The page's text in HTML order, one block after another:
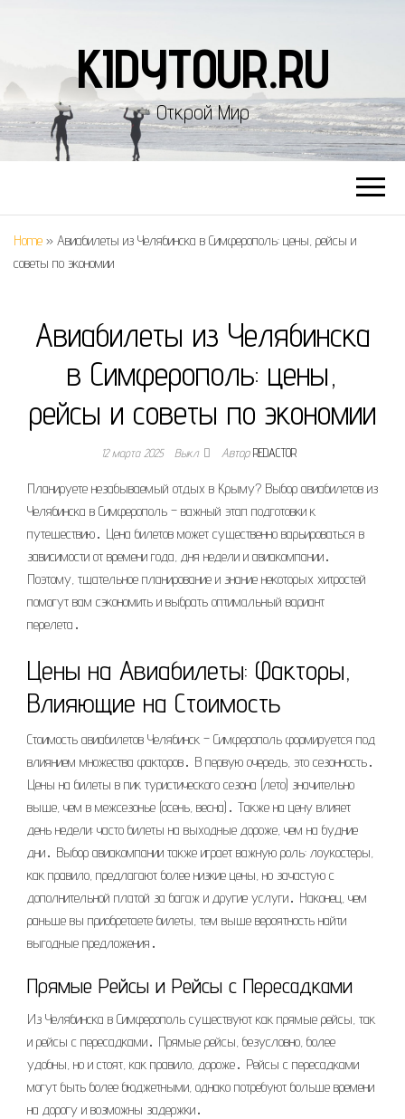
KIDYTOUR.RU
Открой Мир
Home » Авиабилеты из Челябинска в Симферополь: цены, рейсы и
советы по экономии
Авиабилеты из Челябинска
в Симферополь: цены,
рейсы и советы по экономии
12 марта 2025 Выкл. АвторREDACTOR
Планируете незабываемый отдых в Крыму? Выбор авиабилетов из
Челябинска в Симферополь – важный этап подготовки к
путешествию․ Цена билетов может существенно варьироваться в
зависимости от времени года, дня недели и авиакомпании․
Поэтому, тщательное планирование и знание некоторых хитростей
помогут вам сэкономить и выбрать оптимальный вариант
перелета․
Цены на Авиабилеты: Факторы,
Влияющие на Стоимость
Стоимость авиабилетов Челябинск – Симферополь формируется под
влиянием множества факторов․ В первую очередь, это сезонность․
Цены на билеты в пик туристического сезона (лето) значительно
выше, чем в межсезонье (осень, весна)․ Также на цену влияет
день недели: часто билеты на выходные дороже, чем на будние
дни․ Выбор авиакомпании также играет важную роль: лоукостеры,
как правило, предлагают более низкие цены, но зачастую с
дополнительной платой за багаж и другие услуги․ Наконец, чем
раньше вы приобретаете билеты, тем выше вероятность найти
выгодные предложения․
Прямые Рейсы и Рейсы с Пересадками
Из Челябинска в Симферополь существуют как прямые рейсы, так
и рейсы с пересадками․ Прямые рейсы, безусловно, более
удобны, но и стоят, как правило, дороже․ Рейсы с пересадками
могут быть более бюджетными, однако потребуют больше времени
на дорогу и возможны задержки․